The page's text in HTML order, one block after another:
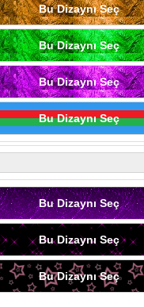
Bu Dizaynı Seç
Bu Dizaynı Seç
Bu Dizaynı Seç
Bu Dizaynı Seç
Bu Dizaynı Seç
Bu Dizaynı Seç
Bu Dizaynı Seç